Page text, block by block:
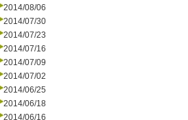
2014/08/06
2014/07/30
2014/07/23
2014/07/16
2014/07/09
2014/07/02
2014/06/25
2014/06/18
2014/06/16